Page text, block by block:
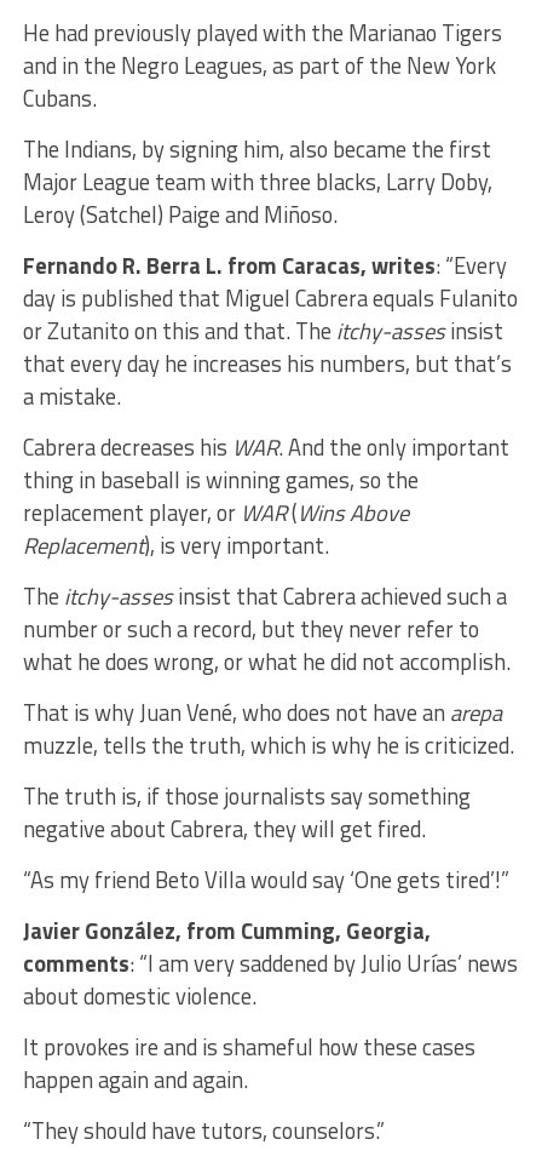
He had previously played with the Marianao Tigers
and in the Negro Leagues, as part of the New York
Cubans.
The Indians, by signing him, also became the first
Major League team with three blacks, Larry Doby,
Leroy (Satchel) Paige and Miñoso.
Fernando R. Berra L. from Caracas, writes: “Every
day is published that Miguel Cabrera equals Fulanito
or Zutanito on this and that. The itchy-assesinsist
that every day he increases his numbers, but that’s
a mistake.
Cabrera decreases his WAR. And the only important
thing in baseball is winning games, so the
replacement player, or WAR(Wins Above
Replacement), is very important.
The itchy-assesinsist that Cabrera achieved such a
number or such a record, but they never refer to
what he does wrong, or what he did not accomplish.
That is why Juan Vené, who does not have an arepa
muzzle, tells the truth, which is why he is criticized.
The truth is, if those journalists say something
negative about Cabrera, they will get fired.
“As my friend Beto Villa would say ‘One gets tired’!”
Javier González, from Cumming, Georgia,
comments: “I am very saddened by Julio Urías’ news
about domestic violence.
It provokes ire and is shameful how these cases
happen again and again.
“They should have tutors, counselors.”